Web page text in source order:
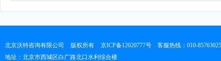
北京沃特咨询有限公司 版权所有 京ICP备12020777号 客服热线：010-85763025
地址：北京市西城区白广路北口水利综合楼